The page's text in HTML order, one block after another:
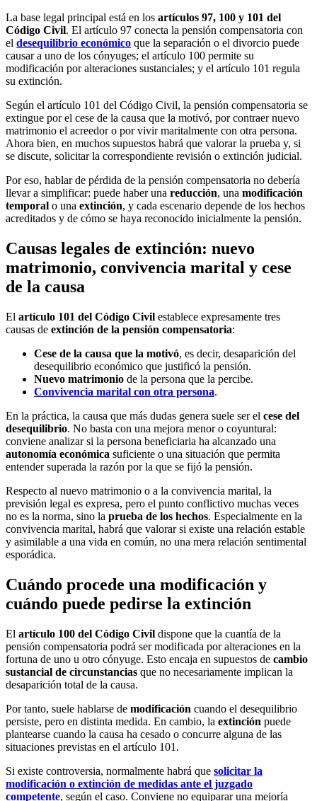
La base legal principal está en los artículos 97, 100 y 101 del
Código Civil. El artículo 97 conecta la pensión compensatoria con
el desequilibrio económico que la separación o el divorcio puede
causar a uno de los cónyuges; el artículo 100 permite su
modificación por alteraciones sustanciales; y el artículo 101 regula
su extinción.
Según el artículo 101 del Código Civil, la pensión compensatoria se
extingue por el cese de la causa que la motivó, por contraer nuevo
matrimonio el acreedor o por vivir maritalmente con otra persona.
Ahora bien, en muchos supuestos habrá que valorar la prueba y, si
se discute, solicitar la correspondiente revisión o extinción judicial.
Por eso, hablar de pérdida de la pensión compensatoria no debería
llevar a simplificar: puede haber una reducción, una modificación
temporal o una extinción, y cada escenario depende de los hechos
acreditados y de cómo se haya reconocido inicialmente la pensión.
Causas legales de extinción: nuevo
matrimonio, convivencia marital y cese
de la causa
El artículo 101 del Código Civil establece expresamente tres
causas de extinción de la pensión compensatoria:
Cese de la causa que la motivó, es decir, desaparición del
desequilibrio económico que justificó la pensión.
Nuevo matrimonio de la persona que la percibe.
Convivencia marital con otra persona.
En la práctica, la causa que más dudas genera suele ser el cese del
desequilibrio. No basta con una mejora menor o coyuntural:
conviene analizar si la persona beneficiaria ha alcanzado una
autonomía económica suficiente o una situación que permita
entender superada la razón por la que se fijó la pensión.
Respecto al nuevo matrimonio o a la convivencia marital, la
previsión legal es expresa, pero el punto conflictivo muchas veces
no es la norma, sino la prueba de los hechos. Especialmente en la
convivencia marital, habrá que valorar si existe una relación estable
y asimilable a una vida en común, no una mera relación sentimental
esporádica.
Cuándo procede una modificación y
cuándo puede pedirse la extinción
El artículo 100 del Código Civil dispone que la cuantía de la
pensión compensatoria podrá ser modificada por alteraciones en la
fortuna de uno u otro cónyuge. Esto encaja en supuestos de cambio
sustancial de circunstancias que no necesariamente implican la
desaparición total de la causa.
Por tanto, suele hablarse de modificación cuando el desequilibrio
persiste, pero en distinta medida. En cambio, la extinción puede
plantearse cuando la causa ha cesado o concurre alguna de las
situaciones previstas en el artículo 101.
Si existe controversia, normalmente habrá que solicitar la
modificación o extinción de medidas ante el juzgado
competente, según el caso. Conviene no equiparar una mejoría